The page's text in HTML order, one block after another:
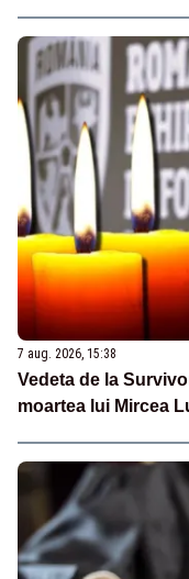
7 aug. 2026, 15:38
Vedeta de la
moartea lui Mircea